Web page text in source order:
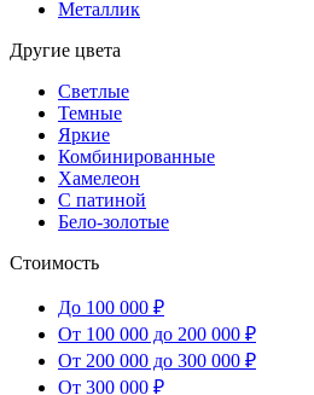
Металлик
Другие цвета
Светлые
Темные
Яркие
Комбинированные
Хамелеон
С патиной
Бело-золотые
Стоимость
До 100 000 ₽
От 100 000 до 200 000 ₽
От 200 000 до 300 000 ₽
От 300 000 ₽